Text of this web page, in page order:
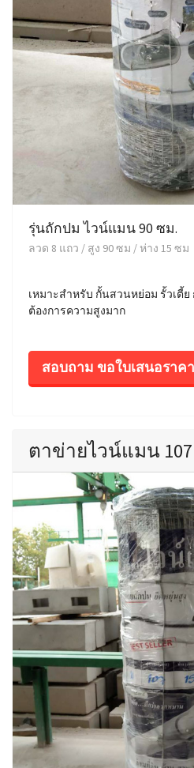
รุ่นถักปม ไวน์แมน 90 ซม.
ลวด 8 แถว / สูง 90 ซม / ห่าง 15 ซม
เหมาะสำหรับ กั้นสวนหย่อม รั้วเตี้
ต้องการความสูงมาก
สอบถาม ขอใบเสนอราคา
ตาข่ายไวน์แมน 107